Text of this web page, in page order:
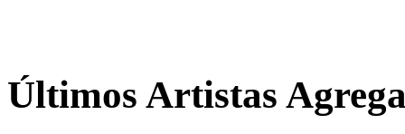
Últimos Artistas